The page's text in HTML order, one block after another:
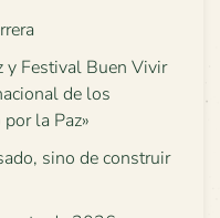
y Festival Buen Vivir
de los
la Paz»
sino de construir